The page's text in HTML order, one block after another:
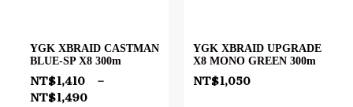
YGK XBRAID CASTMAN
BLUE-SP X8 300m
NT$1,410
–
NT$1,490
YGK XBRAID UPGRADE
X8 MONO GREEN 300m
NT$1,050